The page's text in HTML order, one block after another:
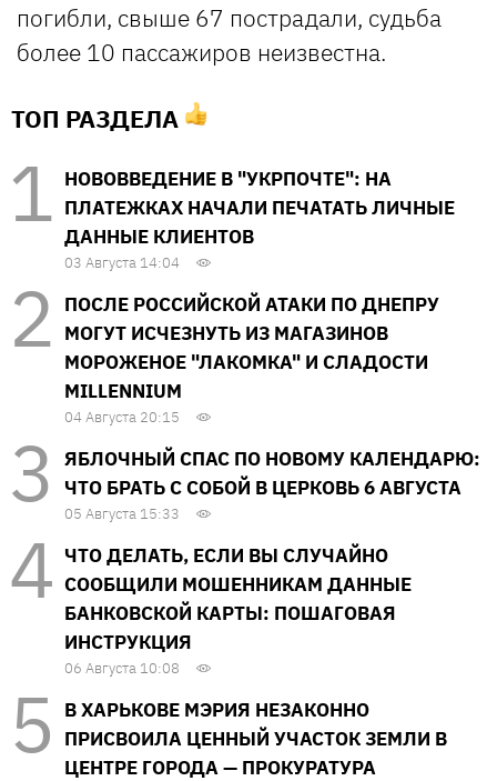
погибли, свыше 67 пострадали, судьба
более 10 пассажиров неизвестна.
ТОП РАЗДЕЛА
НОВОВВЕДЕНИЕ В "УКРПОЧТЕ": НА
ПЛАТЕЖКАХ НАЧАЛИ ПЕЧАТАТЬ ЛИЧНЫЕ
ДАННЫЕ КЛИЕНТОВ
03 Августа 14:04
ПОСЛЕ РОССИЙСКОЙ АТАКИ ПО ДНЕПРУ
МОГУТ ИСЧЕЗНУТЬ ИЗ МАГАЗИНОВ
МОРОЖЕНОЕ "ЛАКОМКА" И СЛАДОСТИ
MILLENNIUM
04 Августа 20:15
ЯБЛОЧНЫЙ СПАС ПО НОВОМУ КАЛЕНДАРЮ:
ЧТО БРАТЬ С СОБОЙ В ЦЕРКОВЬ 6 АВГУСТА
05 Августа 15:33
ЧТО ДЕЛАТЬ, ЕСЛИ ВЫ СЛУЧАЙНО
СООБЩИЛИ МОШЕННИКАМ ДАННЫЕ
БАНКОВСКОЙ КАРТЫ: ПОШАГОВАЯ
ИНСТРУКЦИЯ
06 Августа 10:08
В ХАРЬКОВЕ МЭРИЯ НЕЗАКОННО
ПРИСВОИЛА ЦЕННЫЙ УЧАСТОК ЗЕМЛИ В
ЦЕНТРЕ ГОРОДА — ПРОКУРАТУРА